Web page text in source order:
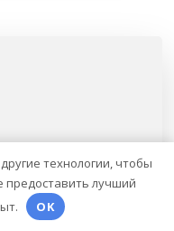
технологии, чтобы
предоставить лучший
OK